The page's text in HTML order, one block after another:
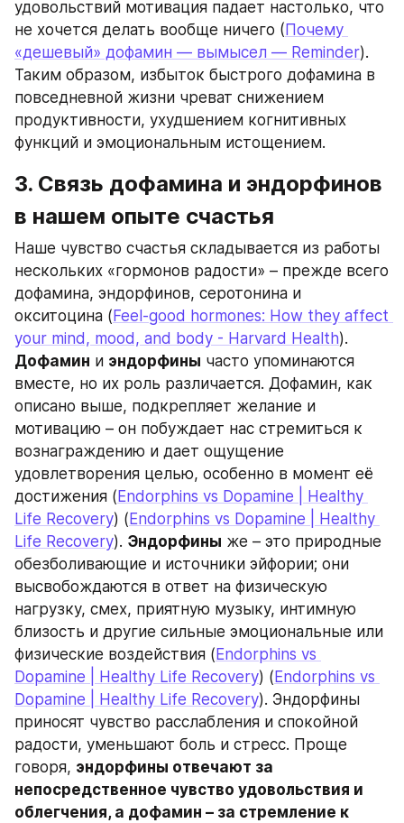
удовольствий мотивация падает настолько, что
не хочется делать вообще ничего ( Почему
«дешевый» дофамин — вымысел — Reminder).
Таким образом, избыток быстрого дофамина в
повседневной жизни чреват снижением
продуктивности, ухудшением когнитивных
функций и эмоциональным истощением.
3. Связь дофамина и эндорфинов
в нашем опыте счастья
Наше чувство счастья складывается из работы
нескольких «гормонов радости» – прежде всего
дофамина, эндорфинов, серотонина и
окситоцина ( Feel-good hormones: How they affect
your mind, mood, and body - Harvard Health
Дофамин и эндорфины часто упоминаются
вместе, но их роль различается. Дофамин, как
описано выше, подкрепляет желание и
мотивацию – он побуждает нас стремиться к
вознаграждению и дает ощущение
удовлетворения целью, особенно в момент её
достижения ( Endorphins vs Dopamine | Healthy
Life Recovery) ( Endorphins vs Dopamine | Healthy
Life Recovery). Эндорфины же – это природные
обезболивающие и источники эйфории; они
высвобождаются в ответ на физическую
нагрузку, смех, приятную музыку, интимную
близость и другие сильные эмоциональные или
физические воздействия ( Endorphins vs
Dopamine | Healthy Life Recovery) ( Endorphins vs
Dopamine | Healthy Life Recovery). Эндорфины
приносят чувство расслабления и спокойной
радости, уменьшают боль и стресс. Проще
говоря, эндорфины отвечают за
непосредственное чувство удовольствия и
облегчения, а дофамин – за стремление к